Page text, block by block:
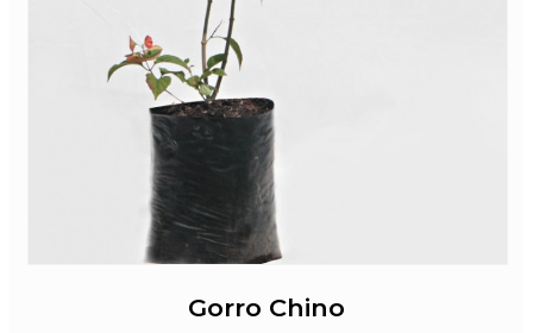
Gorro Chino